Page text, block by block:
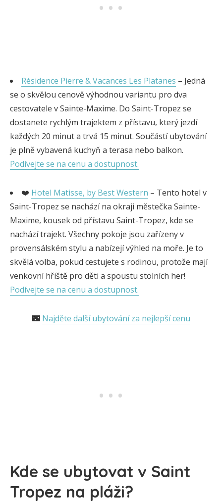
Résidence Pierre & Vacances Les Platanes – Jedná
se o skvělou cenově výhodnou variantu pro dva
cestovatele v Sainte-Maxime. Do Saint-Tropez se
dostanete rychlým trajektem z přístavu, který jezdí
každých 20 minut a trvá 15 minut. Součástí ubytování
je plně vybavená kuchyň a terasa nebo balkon.
Podívejte se na cenu a dostupnost.
❤️ Hotel Matisse, by Best Western – Tento hotel v
Saint-Tropez se nachází na okraji městečka Sainte-
Maxime, kousek od přístavu Saint-Tropez, kde se
nachází trajekt. Všechny pokoje jsou zařízeny v
provensálském stylu a nabízejí výhled na moře. Je to
skvělá volba, pokud cestujete s rodinou, protože mají
venkovní hřiště pro děti a spoustu stolních her!
Podívejte se na cenu a dostupnost.
🌃 Najděte další ubytování za nejlepší cenu
Kde se ubytovat v Saint
Tropez na pláži?